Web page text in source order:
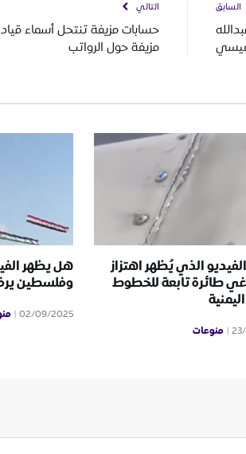
السابق التالي
حسابات مزيفة تنتحل أسماء
مزيفة حول الرواتب
الذي يُظهر اهتزاز
طائرة تابعة للخطوط
منوعات
هل يظهر
وفلسطين
02/09/2025